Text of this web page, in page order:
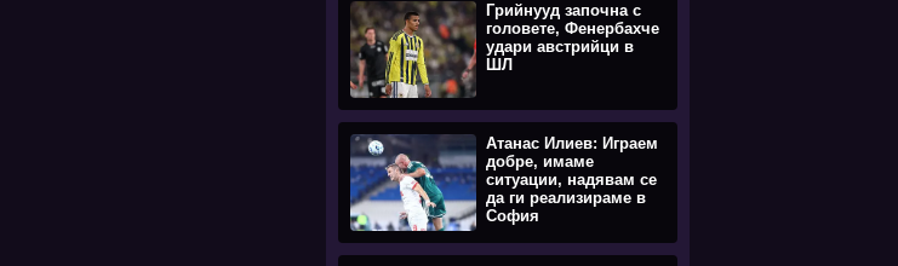
Грийнууд започна с
головете, Фенербахче
удари австрийци в
ШЛ
Атанас Илиев: Играем
добре, имаме
ситуации, надявам се
да ги реализираме в
София